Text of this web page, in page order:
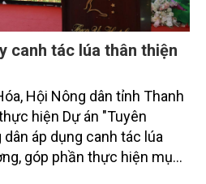
canh tác lúa thân thiện
Hội Nông dân tỉnh Thanh
hiện Dự án "Tuyên
áp dụng canh tác lúa
góp phần thực hiện mục